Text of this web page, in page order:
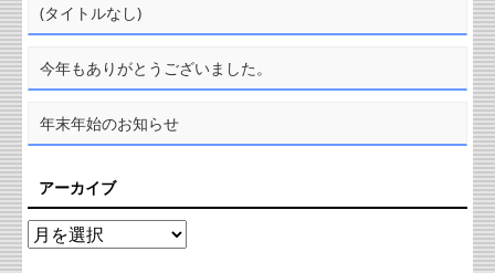
(タイトルなし)
今年もありがとうございました。
年末年始のお知らせ
アーカイブ